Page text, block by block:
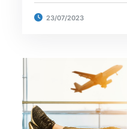
23/07/2023